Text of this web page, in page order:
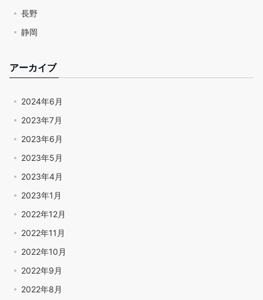
長野
静岡
アーカイブ
2024年6月
2023年7月
2023年6月
2023年5月
2023年4月
2023年1月
2022年12月
2022年11月
2022年10月
2022年9月
2022年8月